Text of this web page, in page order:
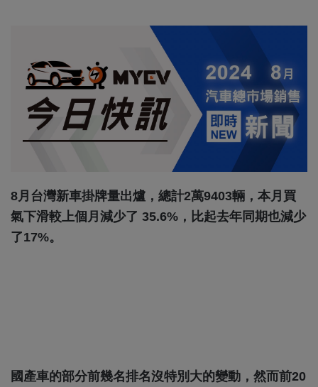
8月台灣新車掛牌量出爐，總計2萬9403輛，本月買
氣下滑較上個月減少了 35.6%，比起去年同期也減少
了17%。
國產車的部分前幾名排名沒特別大的變動，然而前20